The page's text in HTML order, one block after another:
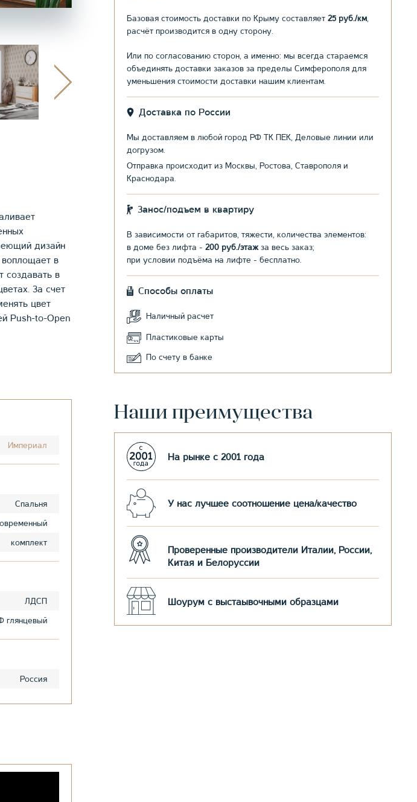
Базовая стоимость доставки по Крыму составляет 25 руб./км
расчёт производится в одну сторону.
Или по согласованию сторон, а именно: мы всегда стараемся
объединять доставки заказов за пределы Симферополя для
уменьшения стоимости доставки нашим клиентам.
Доставка по России
Мы доставляем в любой город РФ ТК ПЕК, Деловые линии или
догрузом.
Отправка происходит из Москвы, Ростова, Ставрополя и
Краснодара.
Занос/подъем в квартиру
В зависимости от габаритов, тяжести, количества элементов:
в доме без лифта - 200 руб./этажза весь заказ;
при условии подъёма на лифте - бесплатно.
Способы оплаты
Наличный расчет
Пластиковые карты
По счету в банке
Наши преимущества
На рынке с 2001 года
У нас лучшее соотношение цена/качество
Проверенные производители Италии, России,
Китая и Белоруссии
Шоурум с выстаывочными образцами
дизайн
в
создавать в
За счет
цвет
Push-to-Open
Империал
Спальня
комплект
ЛДСП
глянцевый
Россия